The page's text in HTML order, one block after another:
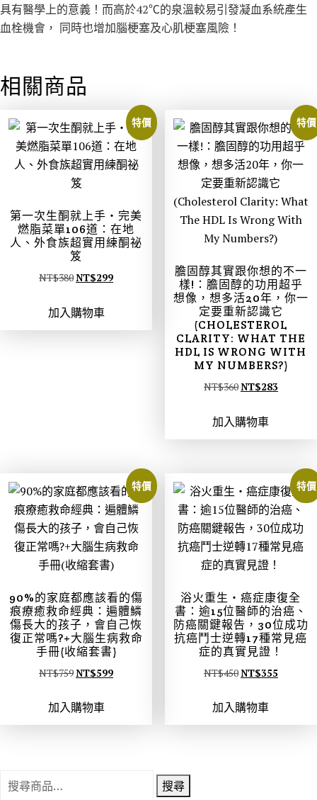
具有醫學上的意義！而高於42℃的泉溫較易引發凝血系統產生
血栓機會， 同時也增加腦梗塞及心肌梗塞風險！
相關商品
特價
第一次生酮就上手‧完美
燃脂菜單106道：在地
人、外食族超實用練酮祕
笈
NT$380 原
價
格
NT$299目
格
加入購物車
特價
膽固醇其實跟你想的不一
樣!：膽固醇的功用超乎
想像，想多活20年，你一
定要重新認識它
(CHOLESTEROL
CLARITY: WHAT THE
HDL IS WRONG WITH
MY NUMBERS?)
NT$360 原
價
格
T
$
3
6
0
。
NT$283目
格
T
$
2
8
。
加入購物車
特價
90%的家庭都應該看的傷
痕療癒救命經典：遍體鱗
傷長大的孩子，會自己恢
復正常嗎?+大腦生病救命
手冊(收縮套書)
NT$759 原
價
格
NT$599目
格
加入購物車
特價
浴火重生‧癌症康復全
書：逾15位醫師的治癌、
防癌關鍵報告，30位成功
抗癌鬥士逆轉17種常見癌
症的真實見證！
NT$450 原
價
格
NT$355目
格
加入購物車
搜
搜尋